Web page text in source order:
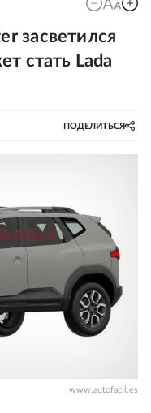
засветился
стать Lada
ПОДЕЛИТЬСЯ
www.autofacil.es